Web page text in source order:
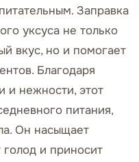
Заправка
уксуса не только
вкус, но и помогает
Благодаря
и нежности, этот
питания,
Он насыщает
голод и приносит